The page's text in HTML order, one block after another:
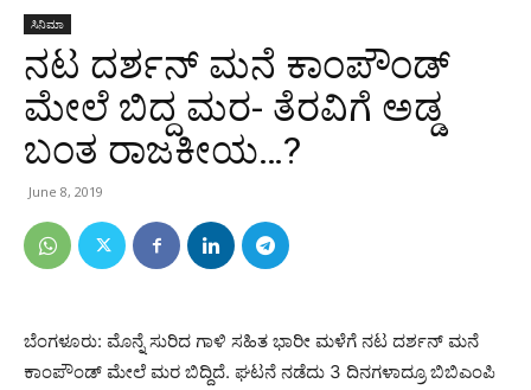
ಸಿನಿಮಾ
ನಟ ದರ್ಶನ್ ಮನೆ ಕಾಂಪೌಂಡ್
ಮೇಲೆ ಬಿದ್ದ ಮರ- ತೆರವಿಗೆ ಅಡ್ಡ
ಬಂತ ರಾಜಕೀಯ…?
June 8, 2019
ಬೆಂಗಳೂರು: ಮೊನ್ನೆ ಸುರಿದ ಗಾಳಿ ಸಹಿತ ಭಾರೀ ಮಳೆಗೆ ನಟ ದರ್ಶನ್ ಮನೆ
ಕಾಂಪೌಂಡ್ ಮೇಲೆ ಮರ ಬಿದ್ದಿದೆ. ಘಟನೆ ನಡೆದು 3 ದಿನಗಳಾದ್ರೂ ಬಿಬಿಎಂಪಿ